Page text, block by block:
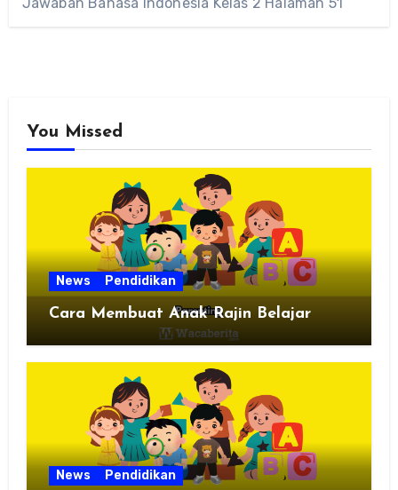
You Missed
News Pendidikan
Cara Membuat Anak Rajin Belajar
News Pendidikan